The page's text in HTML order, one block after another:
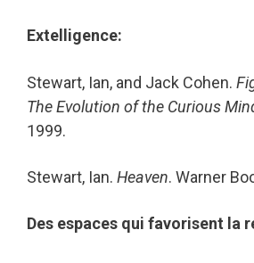
Extelligence:
Stewart, Ian, and Jack Cohen.
The Evolution of the Curious
1999.
Stewart, Ian. Heaven. Warner
Des espaces qui favorisent la